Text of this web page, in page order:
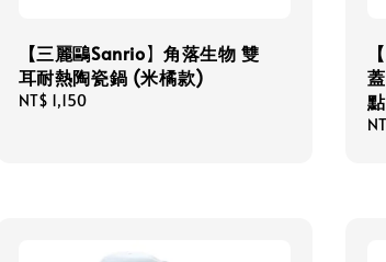
【三麗鷗Sanrio】角落生物 雙
耳耐熱陶瓷鍋 (米橘款)
Regular
NT$ 1,150